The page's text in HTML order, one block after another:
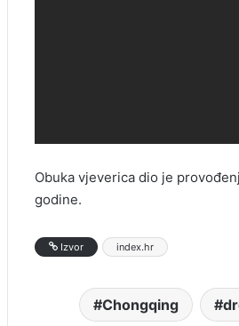
Obuka vjeverica dio je
godine.
Izvor index.hr
Chongqing